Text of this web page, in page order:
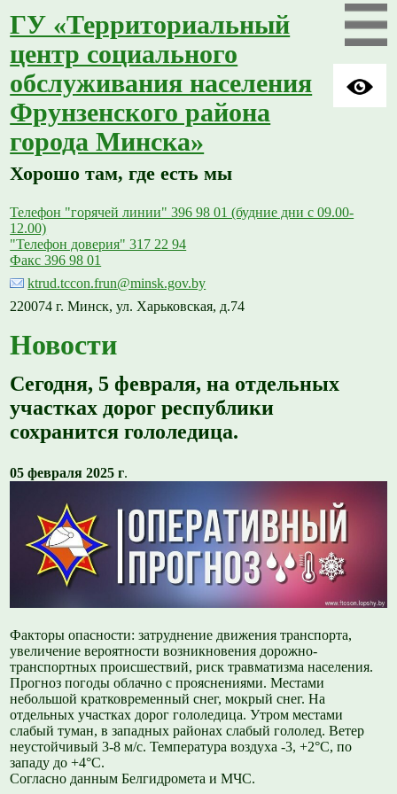
ГУ «Территориальный
центр социального
обслуживания населения
Фрунзенского района
города Минска»
Хорошо там, где есть мы
Телефон "горячей линии" 396 98 01 (будние дни с 09.00-
12.00)
"Телефон доверия" 317 22 94
Факс 396 98 01
ktrud.tccon.frun@minsk.gov.by
220074 г. Минск, ул. Харьковская, д.74
Новости
Сегодня, 5 февраля, на отдельных
участках дорог республики
сохранится гололедица.
05 февраля 2025 г.
Факторы опасности: затруднение движения транспорта,
увеличение вероятности возникновения дорожно-
транспортных происшествий, риск травматизма населения.
Прогноз погоды облачно с прояснениями. Местами
небольшой кратковременный снег, мокрый снег. На
отдельных участках дорог гололедица. Утром местами
слабый туман, в западных районах слабый гололед. Ветер
неустойчивый 3-8 м/с. Температура воздуха -3, +2°С, по
западу до +4°С.
Согласно данным Белгидромета и МЧС.